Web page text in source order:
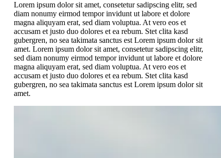
Lorem ipsum dolor sit amet, consetetur sadipscing elitr, sed
diam nonumy eirmod tempor invidunt ut labore et dolore
magna aliquyam erat, sed diam voluptua. At vero eos et
accusam et justo duo dolores et ea rebum. Stet clita kasd
gubergren, no sea takimata sanctus est Lorem ipsum dolor sit
amet. Lorem ipsum dolor sit amet, consetetur sadipscing elitr,
sed diam nonumy eirmod tempor invidunt ut labore et dolore
magna aliquyam erat, sed diam voluptua. At vero eos et
accusam et justo duo dolores et ea rebum. Stet clita kasd
gubergren, no sea takimata sanctus est Lorem ipsum dolor sit
amet.